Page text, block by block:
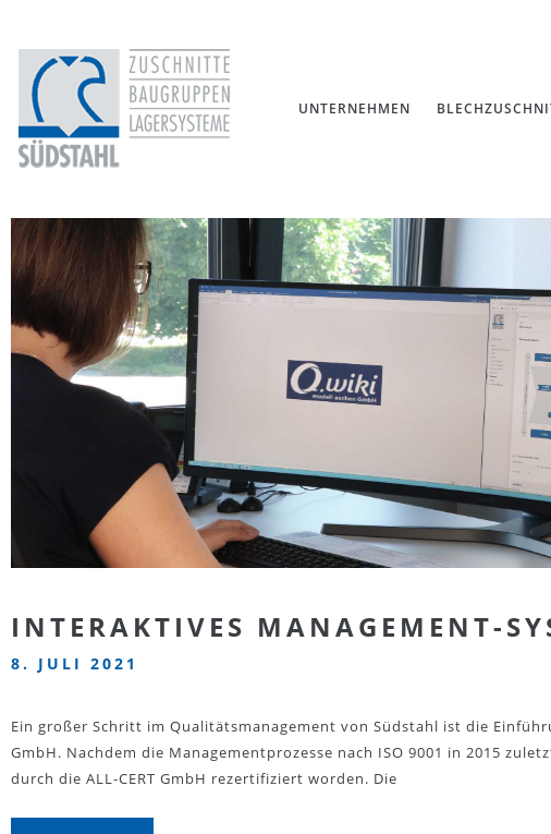
UNTERNEHMEN
INTERAKTIVES MANAGEMENT-
8. JULI 2021
Ein großer Schritt im Qualitätsmanagement von Südstahl ist die
GmbH. Nachdem die Managementprozesse nach ISO 9001 in 2015
durch die ALL-CERT GmbH rezertifiziert worden. Die